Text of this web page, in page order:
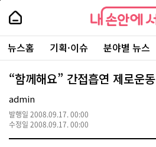
본
로
가
내
손
안
에
서
울
-
서
울
시
대
표
소
내
손
에
울
주
요
서
뉴스홈 기획·이슈 분야별 뉴스
“함께해요” 간접흡연 제로운동
admin
발행일 2008.09.17. 00:00
수정일 2008.09.17. 00:00
페
상
단
로